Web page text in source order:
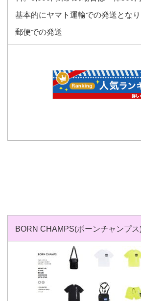
基本的にヤマト運輸での発送とな
郵便での発送
BORN CHAMPS(ボーンチャンプス